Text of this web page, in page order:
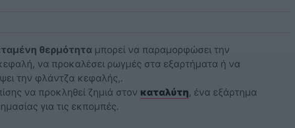
θερμότητα μπορεί να παραμορφώσει την
να προκαλέσει ρωγμές στα εξαρτήματα ή να
την φλάντζα κεφαλής,.
να προκληθεί ζημιά στον καταλύτη, ένα εξάρτημα
για τις εκπομπές.